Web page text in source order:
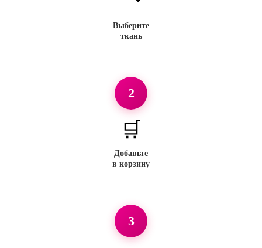
Выберите
ткань
2
🛒
Добавьте
в корзину
3